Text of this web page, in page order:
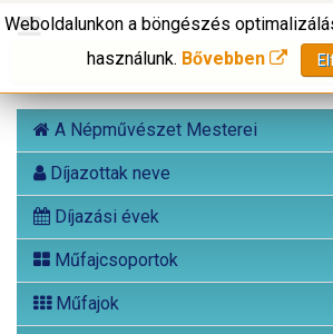
A Népművészet Mesterei
Díjazottak neve
Díjazási évek
Műfajcsoportok
Műfajok
Weboldalunkon a böngészés
használunk. Bővebben